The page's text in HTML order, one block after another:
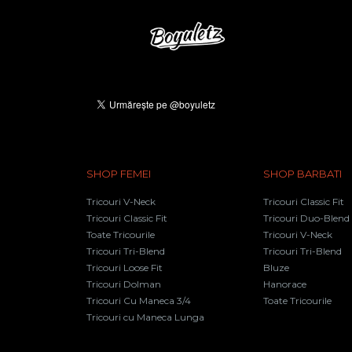
SHOP FEMEI
Tricouri V-Neck
Tricouri Classic Fit
Toate Tricourile
Tricouri Tri-Blend
Tricouri Loose Fit
Tricouri Dolman
Tricouri Cu Maneca 3/4
Tricouri cu Maneca Lunga
SHOP BARBATI
Tricouri Classic Fit
Tricouri Duo-Blend
Tricouri V-Neck
Tricouri Tri-Blend
Bluze
Hanorace
Toate Tricourile